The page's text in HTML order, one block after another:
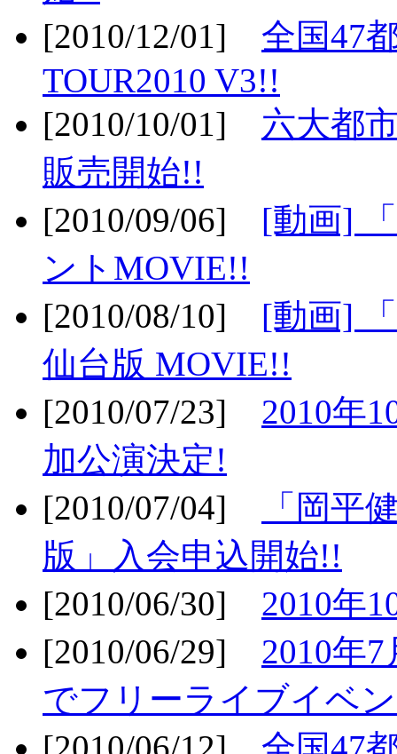
[2010/12/01] 全国47
TOUR2010 V3!!
[2010/10/01] 六大都
販売開始!!
[2010/09/06] [動画]
ントMOVIE!!
[2010/08/10] [動画]
仙台版 MOVIE!!
[2010/07/23] 2010年
加公演決定!
[2010/07/04]
「岡平
版」入会申込開始!!
[2010/06/30] 2010年
[2010/06/29] 2010年
でフリーライブイベ